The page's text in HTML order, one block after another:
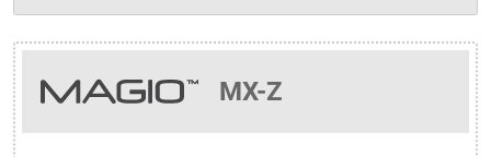
MX-Z